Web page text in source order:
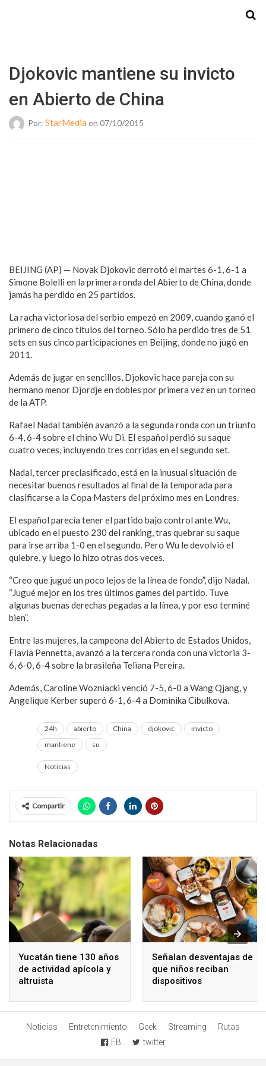
Djokovic mantiene su invicto
en Abierto de China
Por: StarMedia en 07/10/2015
BEIJING (AP) — Novak Djokovic derrotó el martes 6-1, 6-1 a
Simone Bolelli en la primera ronda del Abierto de China, donde
jamás ha perdido en 25 partidos.
La racha victoriosa del serbio empezó en 2009, cuando ganó el
primero de cinco títulos del torneo. Sólo ha perdido tres de 51
sets en sus cinco participaciones en Beijing, donde no jugó en
2011.
Además de jugar en sencillos, Djokovic hace pareja con su
hermano menor Djordje en dobles por primera vez en un torneo
de la ATP.
Rafael Nadal también avanzó a la segunda ronda con un triunfo
6-4, 6-4 sobre el chino Wu Di. El español perdió su saque
cuatro veces, incluyendo tres corridas en el segundo set.
Nadal, tercer preclasificado, está en la inusual situación de
necesitar buenos resultados al final de la temporada para
clasificarse a la Copa Masters del próximo mes en Londres.
El español parecía tener el partido bajo control ante Wu,
ubicado en el puesto 230 del ranking, tras quebrar su saque
para irse arriba 1-0 en el segundo. Pero Wu le devolvió el
quiebre, y luego lo hizo otras dos veces.
“Creo que jugué un poco lejos de la línea de fondo”, dijo Nadal.
“Jugué mejor en los tres últimos games del partido. Tuve
algunas buenas derechas pegadas a la línea, y por eso terminé
bien”.
Entre las mujeres, la campeona del Abierto de Estados Unidos,
Flavia Pennetta, avanzó a la tercera ronda con una victoria 3-
6, 6-0, 6-4 sobre la brasileña Teliana Pereira.
Además, Caroline Wozniacki venció 7-5, 6-0 a Wang Qjang, y
Angelique Kerber superó 6-1, 6-4 a Dominika Cibulkova.
24h abierto China djokovic
invicto
mantiene
su
Noticias
Compartir
Notas Relacionadas
Yucatán tiene 130 años
de actividad apícola y
altruista
Señalan desventajas de
que niños reciban
dispositivos
Noticias Entretenimiento Geek Streaming
Rutas
FB
twitter